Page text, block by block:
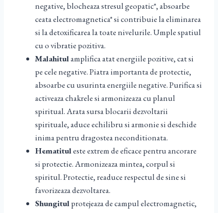
negative, blocheaza stresul geopatic*, absoarbe
ceata electromagnetica* si contribuie la eliminarea
si la detoxificarea la toate nivelurile. Umple spatiul
cu o vibratie pozitiva.
Malahitulamplifica atat energiile pozitive, cat si
pe cele negative. Piatra importanta de protectie,
absoarbe cu usurinta energiile negative. Purifica si
activeaza chakrele si armonizeaza cu planul
spiritual. Arata sursa blocarii dezvoltarii
spirituale, aduce echilibru si armonie si deschide
inima pentru dragostea neconditionata.
Hematituleste extrem de eficace pentru ancorare
si protectie. Armonizeaza mintea, corpul si
spiritul. Protectie, readuce respectul de sine si
favorizeaza dezvoltarea.
Shungitulprotejeaza de campul electromagnetic,